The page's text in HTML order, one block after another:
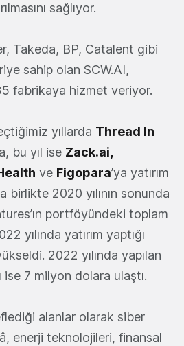
sağlıyor.
Takeda, BP, Catalent gibi
sahip olan SCW.AI,
fabrikaya hizmet veriyor.
yıllarda Thread In
bu yıl ise Zack.ai,
ve Figopara’ya yatırım
birlikte 2020 yılının sonunda
portföyündeki toplam
yılında yatırım yaptığı
2022 yılında yapılan
ise 7 milyon dolara ulaştı.
alanlar olarak siber
enerji teknolojileri, finansal